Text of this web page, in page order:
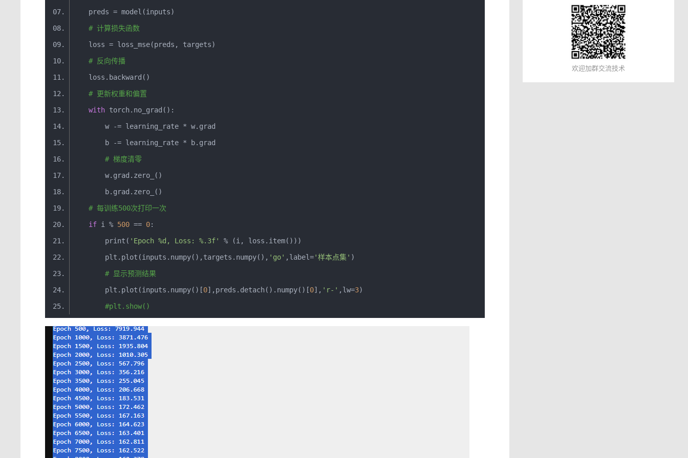
    preds
= model (inputs)
# 计算损失函数
    loss
= loss_mse(preds , targets)
# 反向传播
    loss
. backward ()
# 更新权重和偏置
with torch. no_grad ():
        w
-= learning_rate * w. grad
        b
-= learning_rate * b. grad
# 梯度清零
        w
. grad . zero_
()
        b
. grad . zero_
()
# 每训练500次打印一次
if i % 500 == 0:
print ( 'Epoch %d, Loss: %.3f' % (i , loss . item()))
        plt
. plot (inputs . numpy(), targets . numpy(), 'go' , label='样本点集' )
# 显示预测结果
        plt
. plot (inputs . numpy()[0], preds . detach(). numpy()[0], 'r-' , lw=3)
#plt.show()
欢迎加群交流技术